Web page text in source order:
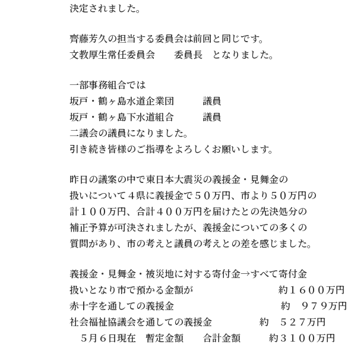
決定されました。
齊藤芳久の担当する委員会は前回と同じです。
文教厚生常任委員会 委員長 となりました。
一部事務組合では
坂戸・鶴ヶ島水道企業団 議員
坂戸・鶴ヶ島下水道組合 議員
二議会の議員になりました。
引き続き皆様のご指導をよろしくお願いします。
昨日の議案の中で東日本大震災の義援金・見舞金の
扱いについて４県に義援金で５０万円、市より５０万円の
計１００万円、合計４００万円を届けたとの先決処分の
補正予算が可決されましたが、義援金についての多くの
質問があり、市の考えと議員の考えとの差を感じました。
義援金・見舞金・被災地に対する寄付金→すべて寄付金
扱いとなり市で預かる金額が 約１６００万円
赤十字を通しての義援金 約 ９７９万円
社会福祉協議会を通しての義援金 約 ５２７万円
５月６日現在 暫定金額 合計金額 約３１００万円